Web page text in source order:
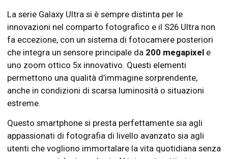
La serie Galaxy Ultra si è sempre distinta per le
innovazioni nel comparto fotografico e il S26 Ultra non
fa eccezione, con un sistema di fotocamere posteriori
che integra un sensore principale da 200 megapixel e
uno zoom ottico 5x innovativo. Questi elementi
permettono una qualità d’immagine sorprendente,
anche in condizioni di scarsa luminosità o situazioni
estreme.
Questo smartphone si presta perfettamente sia agli
appassionati di fotografia di livello avanzato sia agli
utenti che vogliono immortalare la vita quotidiana senza